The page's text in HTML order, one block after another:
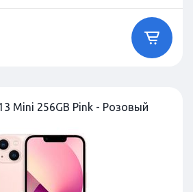
Mini 256GB Pink - Розовый